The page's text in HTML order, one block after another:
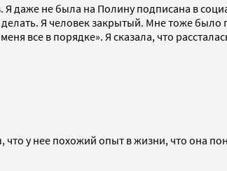
даже не была на Полину подписана в
Я человек закрытый. Мне тоже было
все в порядке». Я сказала, что
у нее похожий опыт в жизни, что она